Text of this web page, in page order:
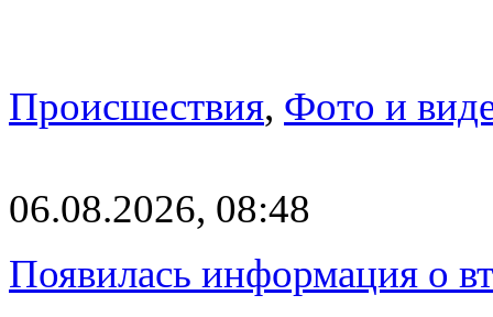
Происшествия, Фото и
06.08.2026, 08:48
Появилась информация о